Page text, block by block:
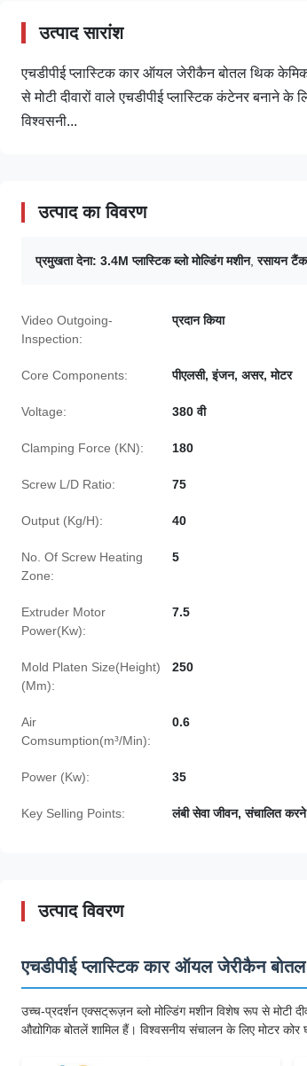
उत्पाद सारांश
एचडीपीई प्लास्टिक कार ऑयल जेरीकैन बोतल थिक
से मोटी दीवारों वाले एचडीपीई प्लास्टिक कंटेनर
विश्वसनी...
उत्पाद का विवरण
प्रमुखता देना: 3.4M प्लास्टिक ब्लो मोल्डिंग मशीन,रसायन टैंक
Video Outgoing-
Inspection:
प्रदान किया
Core Components: पीएलसी, इंजन, असर, मोटर
Voltage: 380 वी
Clamping Force (KN): 180
Screw L/D Ratio: 75
Output (Kg/H): 40
No. Of Screw Heating
Zone:
5
Extruder Motor
Power(Kw):
7.5
Mold Platen Size(Height)
(Mm):
250
Air
Comsumption(m³/Min):
0.6
Power (Kw): 35
Key Selling Points: लंबी सेवा जीवन, संचालित
उत्पाद विवरण
एचडीपीई प्लास्टिक कार ऑयल जेरीकैन
उच्च-प्रदर्शन एक्सट्रूज़न ब्लो मोल्डिंग मशीन विशेष रूप से मोटी
औद्योगिक बोतलें शामिल हैं। विश्वसनीय संचालन के लिए मोटर कोर